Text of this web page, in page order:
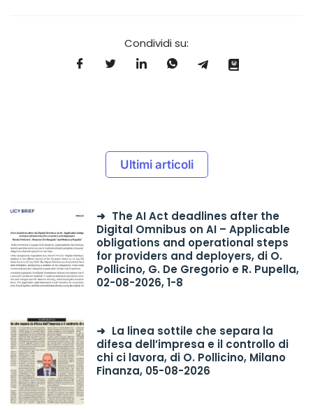
Condividi su:
Ultimi articoli
The AI Act deadlines after the
Digital Omnibus on AI – Applicable
obligations and operational steps
for providers and deployers, di O.
Pollicino, G. De Gregorio e R. Pupella,
02-08-2026, 1-8
La linea sottile che separa la
difesa dell’impresa e il controllo di
chi ci lavora, di O. Pollicino, Milano
Finanza, 05-08-2026